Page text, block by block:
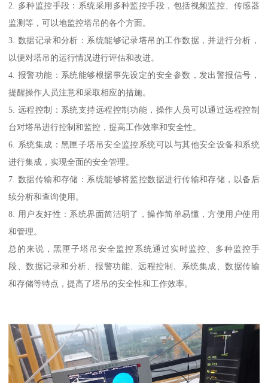
2. 多种监控手段：系统采用多种监控手段，包括视频监控、传感器
监测等，可以地监控塔吊的各个方面。
3. 数据记录和分析：系统能够记录塔吊的工作数据，并进行分析，
以便对塔吊的运行情况进行评估和改进。
4. 报警功能：系统能够根据事先设定的安全参数，发出警报信号，
提醒操作人员注意和采取相应的措施。
5. 远程控制：系统支持远程控制功能，操作人员可以通过远程控制
台对塔吊进行控制和监控，提高工作效率和安全性。
6. 系统集成：黑匣子塔吊安全监控系统可以与其他安全设备和系统
进行集成，实现全面的安全管理。
7. 数据传输和存储：系统能够将监控数据进行传输和存储，以备后
续分析和查询使用。
8. 用户友好性：系统界面简洁明了，操作简单易懂，方便用户使用
和管理。
总的来说，黑匣子塔吊安全监控系统通过实时监控、多种监控手
段、数据记录和分析、报警功能、远程控制、系统集成、数据传输
和存储等特点，提高了塔吊的安全性和工作效率。